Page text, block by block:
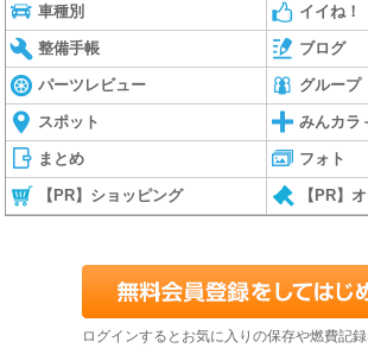
車種別 イイね！
整備手帳 ブログ
パーツレビュー グループ
スポット みんカラ
まとめ フォト
【PR】ショッピング 【PR】
ログインするとお気に入りの保存や燃費記